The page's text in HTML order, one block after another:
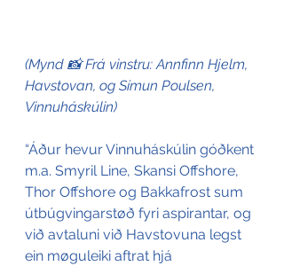
(Mynd 📸 Frá vinstru: Annfinn Hjelm,
Havstovan, og Símun Poulsen,
Vinnuháskúlin)
“Áður hevur Vinnuháskúlin góðkent
m.a. Smyril Line, Skansi Offshore,
Thor Offshore og Bakkafrost sum
útbúgvingarstøð fyri aspirantar, og
við avtaluni við Havstovuna legst
ein møguleiki aftrat hjá